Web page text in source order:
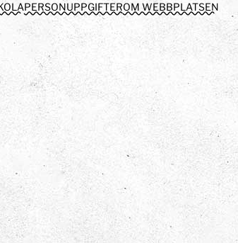
PERSONUPPGIFTEROM WEBBPLATSEN